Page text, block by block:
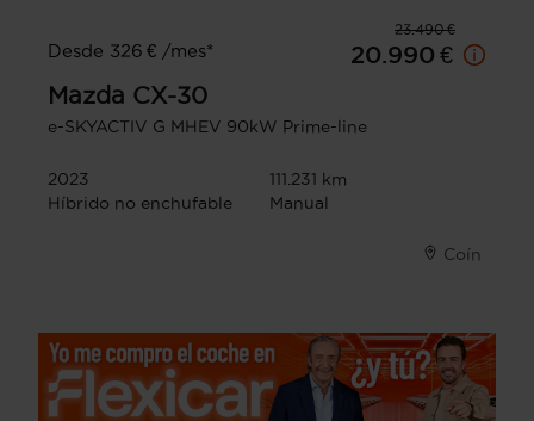
23.490 €
Desde 326 € /mes*
20.990 €
Mazda CX-30
e-SKYACTIV G MHEV 90kW Prime-line
2023
111.231 km
Híbrido no enchufable
Manual
Coín